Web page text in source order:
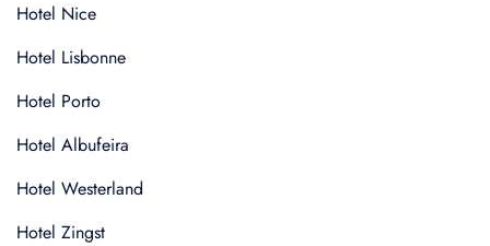
Hotel Nice
Hotel Lisbonne
Hotel Porto
Hotel Albufeira
Hotel Westerland
Hotel Zingst